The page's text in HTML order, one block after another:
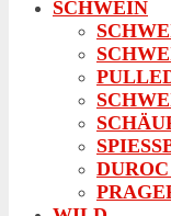
SCHWEIN